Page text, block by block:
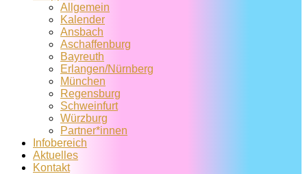
Allgemein
Kalender
Ansbach
Aschaffenburg
Bayreuth
Erlangen/Nürnberg
München
Regensburg
Schweinfurt
Würzburg
Partner*innen
Infobereich
Aktuelles
Kontakt